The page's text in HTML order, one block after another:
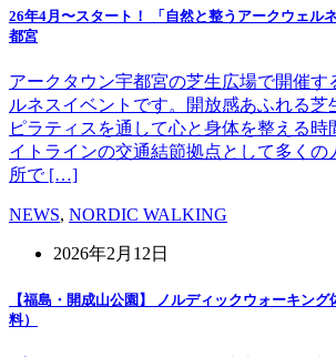
26年4月〜スタート！ 「自然と整うアークウェル
都宮
アークタウン宇都宮の芝生広場で開催す
ルネスイベントです。開放感あふれる芝
ピラティスを通して心と身体を整える時
イトラインの交通結節拠点として多くの
所で […]
NEWS, NORDIC WALKING
2026年2月12日
【福島・開成山公園】 ノルディックウォーキン
料）